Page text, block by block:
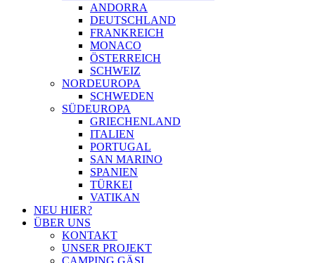
ANDORRA
DEUTSCHLAND
FRANKREICH
MONACO
ÖSTERREICH
SCHWEIZ
NORDEUROPA
SCHWEDEN
SÜDEUROPA
GRIECHENLAND
ITALIEN
PORTUGAL
SAN MARINO
SPANIEN
TÜRKEI
VATIKAN
NEU HIER?
ÜBER UNS
KONTAKT
UNSER PROJEKT
CAMPING GÄSI